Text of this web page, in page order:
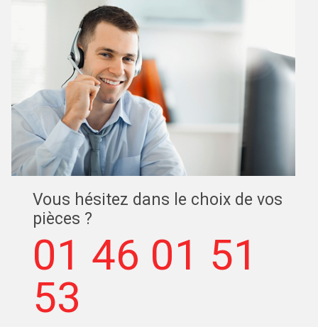
Vous hésitez dans le choix de vos
pièces ?
01 46 01 51
53